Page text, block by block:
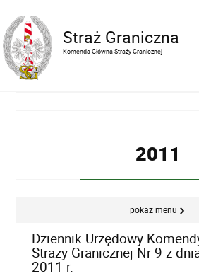
Straż Graniczna
Komenda Główna Straży Granicznej
2011
pokaż menu
Dziennik Urzędowy
Straży Granicznej Nr 9 z
2011 r.